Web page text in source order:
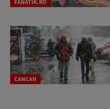
FANATIK.RO
CANCAN